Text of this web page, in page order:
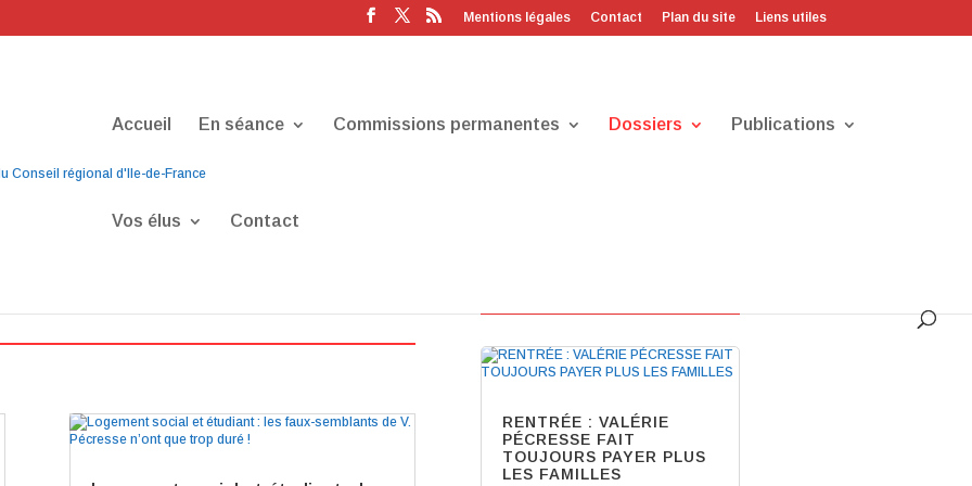
Mentions légales Contact Plan du site Liens utiles
Accueil En séance Commissions permanentes Dossiers Publications
Vos élus Contact
RENTRÉE : VALÉRIE
PÉCRESSE FAIT
TOUJOURS PAYER PLUS
LES FAMILLES